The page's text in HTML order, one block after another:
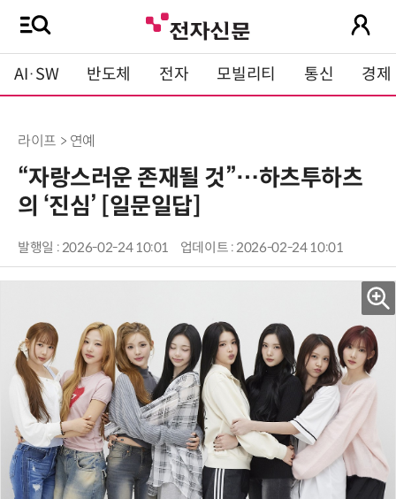
AI·SW 반도체 전자 모빌리티 통신 경제
라이프 > 연예
“자랑스러운 존재될 것”…하츠투하츠
의 ‘진심’ [일문일답]
발행일 : 2026-02-24 10:01 업데이트 : 2026-02-24 10:01